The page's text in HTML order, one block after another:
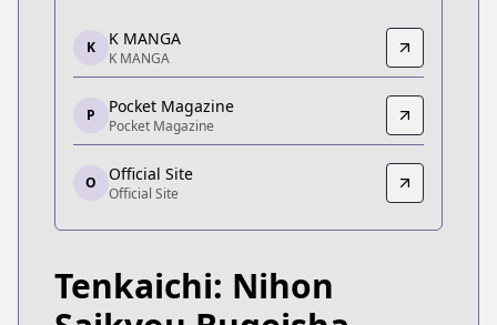
K MANGA
K MANGA
https://kmanga.kodansha.com/title/10585/
Pocket Magazine
Pocket Magazine
https://pocket.shonenmagazine.com/episode/
Official Site
K K MANGA
K MANGA
P Pocket Magazine
Pocket Magazine
O Official Site
Official Site
Tenkaichi: Nihon